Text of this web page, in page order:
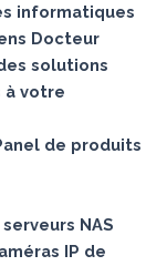
informatiques
Docteur
solutions
à votre
de produits
NAS
IP de